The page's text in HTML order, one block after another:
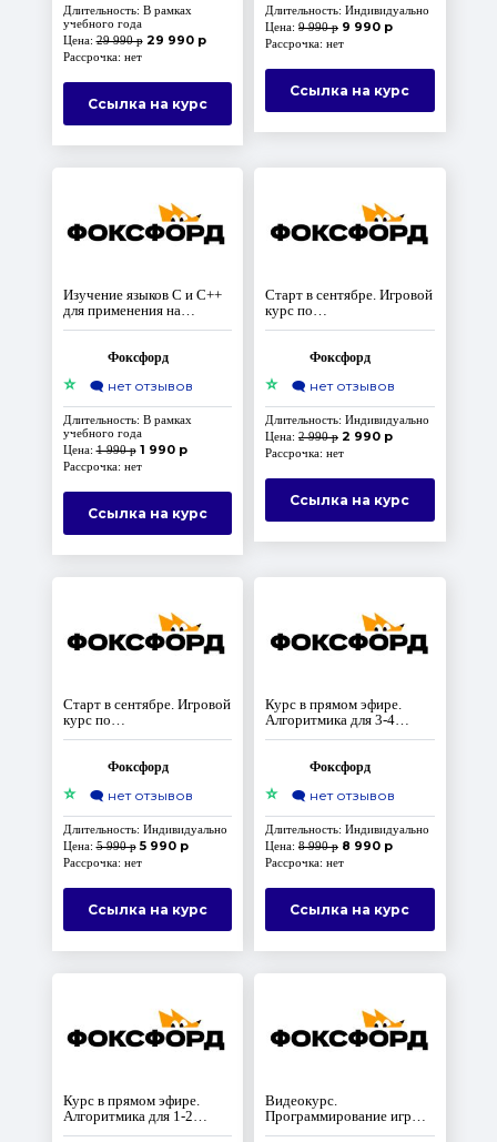
Длительность: В рамках
учебного года
Цена:29 990 р 29 990 р
Рассрочка: нет
Ссылка на курс
Длительность: Индивидуально
Цена: 9 990 р 9 990 р
Рассрочка: нет
Ссылка на курс
Изучение языков C и C++
для применения на
олимпиадах для 9-11
Фоксфорд
⭐ 🗨️ нет отзывов
Длительность: В рамках
учебного года
Цена:1 990 р 1 990 р
Рассрочка: нет
Ссылка на курс
Старт в сентябре. Игровой
курс по
программированию:
Фоксфорд
⭐ 🗨️ нет отзывов
Длительность: Индивидуально
Цена: 2 990 р 2 990 р
Рассрочка: нет
Ссылка на курс
Старт в сентябре. Игровой
курс по
программированию:
операторы.Фоксфорд
⭐ 🗨️ нет отзывов
Длительность: Индивидуально
Цена:5 990 р 5 990 р
Рассрочка: нет
Ссылка на курс
Курс в прямом эфире.
Алгоритмика для 3-4
класса
Фоксфорд
⭐ 🗨️ нет отзывов
Длительность: Индивидуально
Цена: 8 990 р 8 990 р
Рассрочка: нет
Ссылка на курс
Курс в прямом эфире.
Алгоритмика для 1-2
класса
Видеокурс.
Программирование игр
начального уровня на